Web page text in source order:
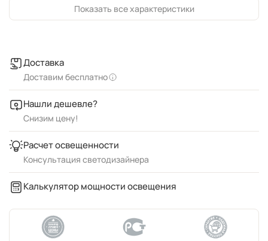
Показать все характеристики
Доставка
Доставим бесплатно
Нашли дешевле?
Снизим цену!
Расчет освещенности
Консультация светодизайнера
Калькулятор мощности освещения